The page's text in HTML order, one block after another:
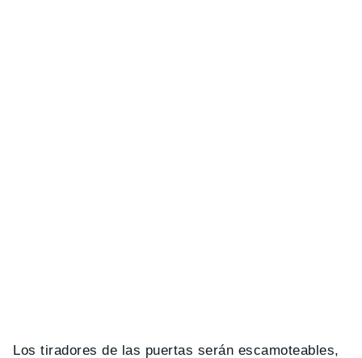
Los tiradores de las puertas serán escamoteables,